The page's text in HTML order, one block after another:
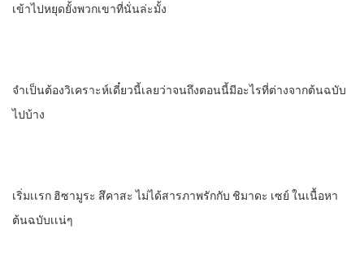
เข้าไปหยุดยั้งพวกเขาที่นั่นล่ะมั้ง
จําเป็นต้องวิเคราะห์​เดี๋ยวนี้เลย​ว่าจนถึงตอนนี้มีอะไรที่ต่างจากต้นฉบับ
ไปบ้าง
เริ่มเเรก​ ฮิซามูระ​ สึคาสะ​ ไม่ได้สารภาพรัก​กับ​ ชิมาดะ​ เซย์​ ในเนื้อหา
ต้นฉบับเเน่ๆ